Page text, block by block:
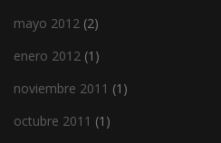
mayo 2012 (2)
enero 2012 (1)
noviembre 2011 (1)
octubre 2011 (1)